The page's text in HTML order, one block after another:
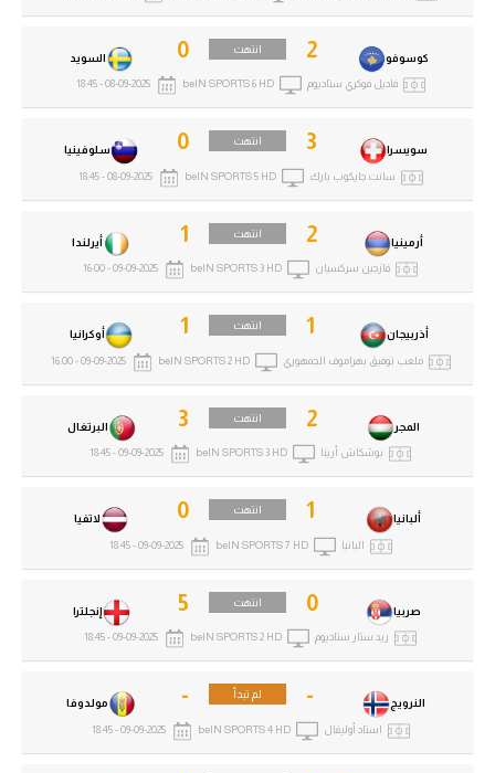
النرويج - لم تبدأ
مولدوفا -
استاد أوليفال beIN SPORTS 4 HD
09-09-2025 - 18:45
صربيا 0 انتهت
إنجلترا 5
ريد ستار ستاديوم beIN SPORTS 2 HD
09-09-2025 - 18:45
ألبانيا 1 انتهت
لاتفيا 0
البانيا beIN SPORTS 7 HD
09-09-2025 - 18:45
المجر 2 انتهت
البرتغال 3
بوشكاش أرينا beIN SPORTS 3 HD
09-09-2025 - 18:45
أذربيجان 1 انتهت
أوكرانيا 1
ملعب توفيق بهراموف الجمهوري beIN SPORTS 2 HD
09-09-2025 - 16:00
أرمينيا 2 انتهت
أيرلندا 1
فازجين سركسيان beIN SPORTS 3 HD
09-09-2025 - 16:00
سويسرا 3 انتهت
سلوفينيا 0
سانت جايكوب بارك beIN SPORTS 5 HD
08-09-2025 - 18:45
كوسوفو 2 انتهت
السويد 0
فاديل فوكري ستاديوم beIN SPORTS 6 HD
08-09-2025 - 18:45